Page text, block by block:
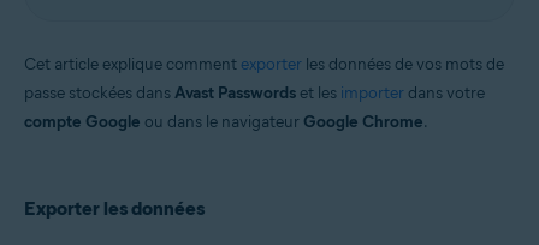
Cet article explique comment exporter les données de vos mots de
passe stockées dansAvast Passwords et les importer dans votre
compte Google ou dans le navigateur Google Chrome.
Exporter les données